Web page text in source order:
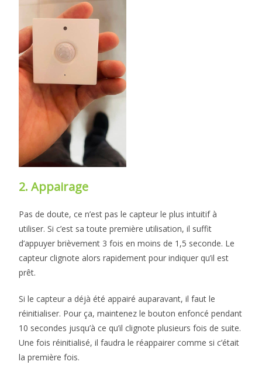
2. Appairage
Pas de doute, ce n’est pas le capteur le plus intuitif à
utiliser. Si c’est sa toute première utilisation, il suffit
d’appuyer brièvement 3 fois en moins de 1,5 seconde. Le
capteur clignote alors rapidement pour indiquer qu’il est
prêt.
Si le capteur a déjà été appairé auparavant, il faut le
réinitialiser. Pour ça, maintenez le bouton enfoncé pendant
10 secondes jusqu’à ce qu’il clignote plusieurs fois de suite.
Une fois réinitialisé, il faudra le réappairer comme si c’était
la première fois.